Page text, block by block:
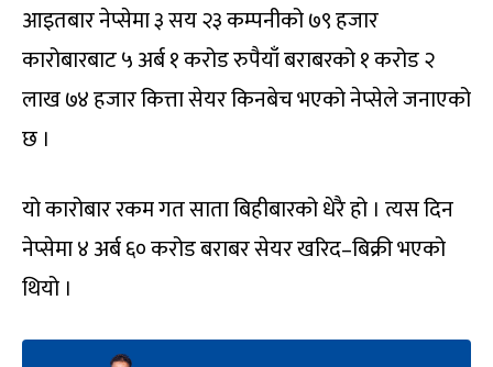
आइतबार नेप्सेमा ३ सय २३ कम्पनीको ७९ हजार
कारोबारबाट ५ अर्ब १ करोड रुपैयाँ बराबरको १ करोड २
लाख ७४ हजार कित्ता सेयर किनबेच भएको नेप्सेले जनाएको
छ ।
यो कारोबार रकम गत साता बिहीबारको धेरै हो । त्यस दिन
नेप्सेमा ४ अर्ब ६० करोड बराबर सेयर खरिद–बिक्री भएको
थियो ।